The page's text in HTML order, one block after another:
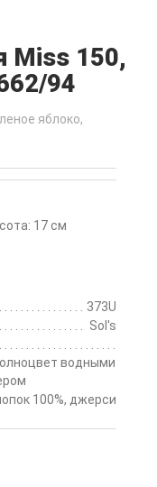
Miss 150,
94
17 см
373U
Sol's
водными
100%, джерси